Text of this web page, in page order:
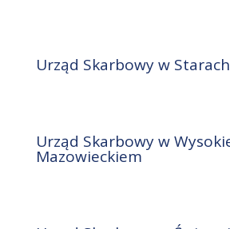
Urząd Skarbowy w
Urząd Skarbowy w
Mazowieckiem